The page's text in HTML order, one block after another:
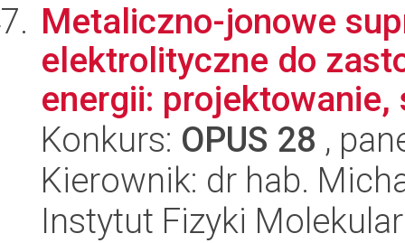
Metaliczno-jonowe
elektrolityczne do
energii: projektowanie,
Konkurs: OPUS 28 ,
Kierownik: dr hab.
Instytut Fizyki